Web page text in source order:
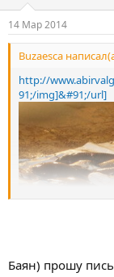
14 Мар 2014
Buzaesca
http://
91;/img]&#91;/url]
Баян) прошу